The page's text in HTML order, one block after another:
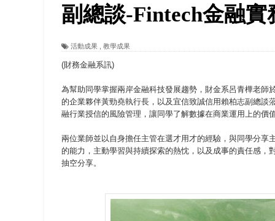
【 第404期 】此夏，向未來！ 中國科大新
領航AI創先例！ 數媒系錄音室獲「杜比全
觀管系展現跨域創新與實作育人成效 AI智
副總談-Fintech金融實
活動成果 教學成果
(財務金融系訊)
為幫助同學掌握兩岸金融科技發展趨勢，財金系呂青樺老師
的企業夥伴黃勁堯執行長，以及宜信致誠信用賴柏志副總
融行業授信的風險管理，讓同學了解數據在商業運用上的價
兩位業師並以自身擔任主管在選才用才的經驗，與同學分
的能力，主動學習與持續探索的熱忱，以及成事的責任感
抽空分享。